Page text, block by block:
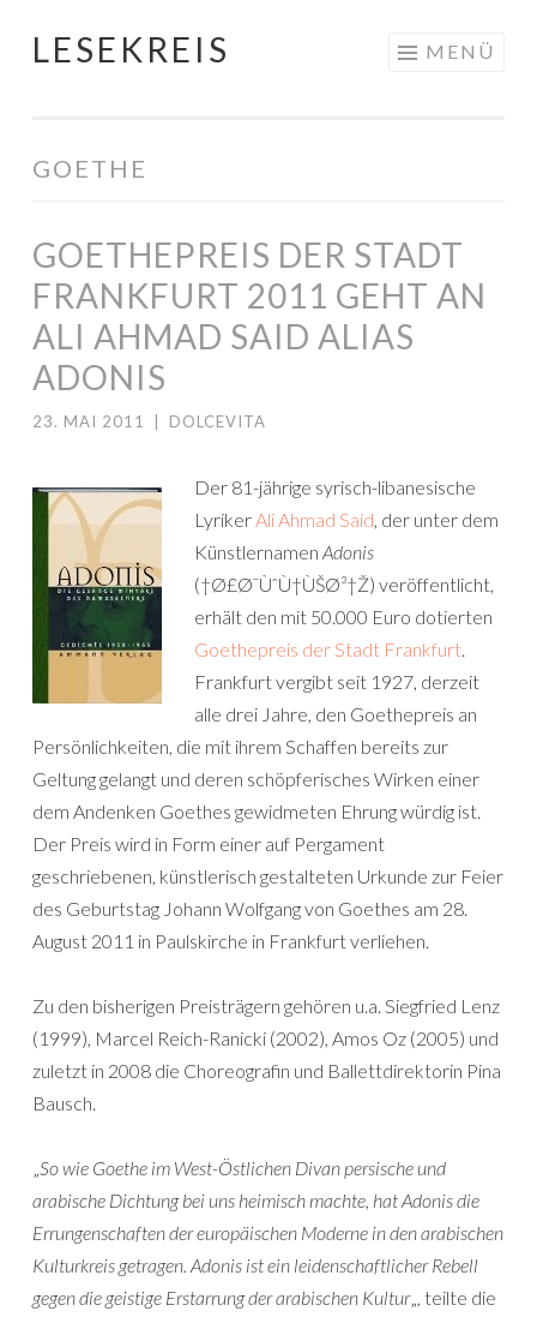
Springe
LESEKREIS MENÜ
GOETHE
GOETHEPREIS DER STADT
FRANKFURT 2011 GEHT AN
ALI AHMAD SAID ALIAS
ADONIS
23. MAI 2011 DOLCEVITA
Der 81-jährige syrisch-libanesische
LyrikerAli Ahmad Said, der unter dem
Künstlernamen Adonis
(†Ø£Ø¯ÙˆÙ†ÙŠØ³†Ž) veröffentlicht,
erhält den mit 50.000 Euro dotierten
Goethepreis der Stadt Frankfurt.
Frankfurt vergibt seit 1927, derzeit
alle drei Jahre, den Goethepreis an
Persönlichkeiten, die mit ihrem Schaffen bereits zur
Geltung gelangt und deren schöpferisches Wirken einer
dem Andenken Goethes gewidmeten Ehrung würdig ist.
Der Preis wird in Form einer auf Pergament
geschriebenen, künstlerisch gestalteten Urkunde zur Feier
des Geburtstag Johann Wolfgang von Goethes am 28.
August 2011 in Paulskirche in Frankfurt verliehen.
Zu den bisherigen Preisträgern gehören u.a. Siegfried Lenz
(1999), Marcel Reich-Ranicki (2002), Amos Oz (2005) und
zuletzt in 2008 die Choreografin und Ballettdirektorin Pina
Bausch.
„So wie Goethe im West-Östlichen Divan persische und
arabische Dichtung bei uns heimisch machte, hat Adonis die
Errungenschaften der europäischen Moderne in den arabischen
Kulturkreis getragen. Adonis ist ein leidenschaftlicher Rebell
gegen die geistige Erstarrung der arabischen Kultur„, teilte die